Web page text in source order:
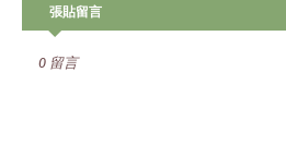
張貼留言
0 留言